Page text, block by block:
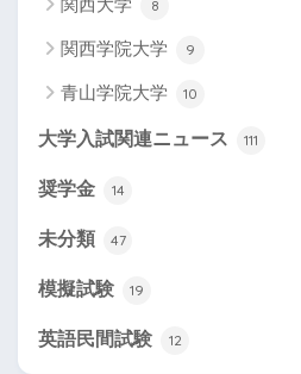
8
関西学院大学 9
青山学院大学 10
大学入試関連ニュース 111
奨学金 14
未分類 47
模擬試験 19
英語民間試験 12